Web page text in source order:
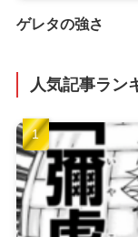
ゲレタの強さ
人気記事ラン